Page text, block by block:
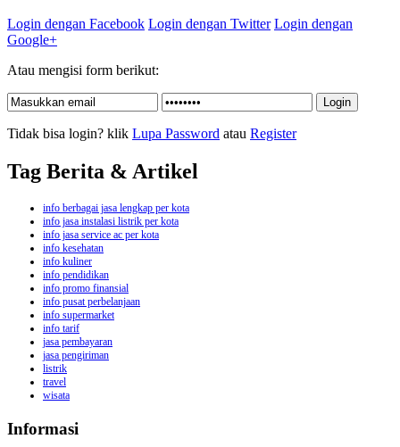
Login dengan Facebook Login dengan Twitter Login dengan
Google+
Atau mengisi form berikut:
Tidak bisa login? klik Lupa Password atau Register
Tag Berita & Artikel
info berbagai jasa lengkap per kota
info jasa instalasi listrik per kota
info jasa service ac per kota
info kesehatan
info kuliner
info pendidikan
info promo finansial
info pusat perbelanjaan
info supermarket
info tarif
jasa pembayaran
jasa pengiriman
listrik
travel
wisata
Informasi